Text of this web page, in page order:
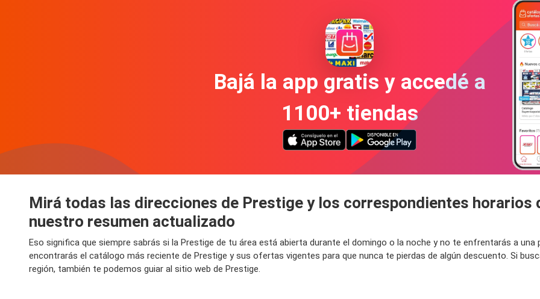
Bajá la app gratis y accedé a
1100+ tiendas
Mirá todas las direcciones de Prestige y los correspondientes horarios
nuestro resumen actualizado
Eso significa que siempre sabrás si la Prestige de tu área está abierta durante el domingo o la noche y no te enfrentarás a
encontrarás el catálogo más reciente de Prestige y sus ofertas vigentes para que nunca te pierdas de algún descuento. Si
región, también te podemos guiar al sitio web de Prestige.